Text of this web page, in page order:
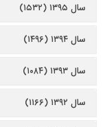
سال ۱۳۹۵ (۱۵۳۲)
سال ۱۳۹۴ (۱۴۹۶)
سال ۱۳۹۳ (۱۰۸۴)
سال ۱۳۹۲ (۱۱۶۶)